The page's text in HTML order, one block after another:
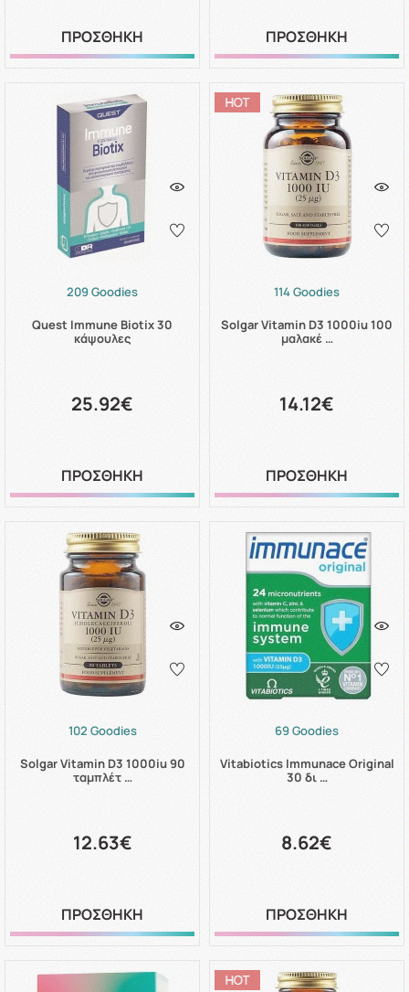
ΠΡΟΣΘΗΚΗ ΠΡΟΣΘΗΚΗ
209 Goodies
Quest Immune Biotix 30
κάψουλες
25.92€
ΠΡΟΣΘΗΚΗ
114 Goodies
Solgar Vitamin D3 1000iu 100
μαλακέ …
14.12€
ΠΡΟΣΘΗΚΗ
102 Goodies
Solgar Vitamin D3 1000iu 90
ταμπλέτ …
12.63€
ΠΡΟΣΘΗΚΗ
69 Goodies
Vitabiotics Immunace Original
30 δι …
8.62€
ΠΡΟΣΘΗΚΗ